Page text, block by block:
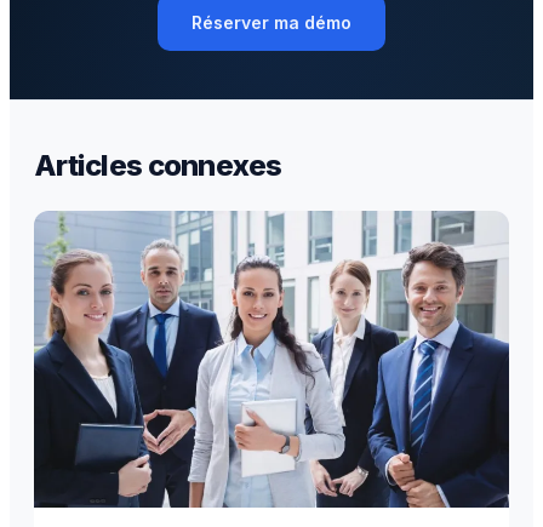
Réserver ma démo
Articles connexes